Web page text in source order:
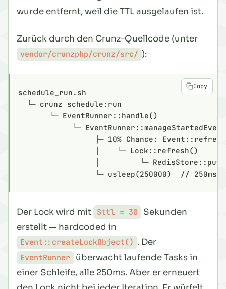
wurde entfernt, weil die TTL ausgelaufen ist.
Zurück durch den Crunz-Quellcode (unter
vendor/crunzphp/crunz/src/ ):
schedule_run.sh
  └─ crunz schedule:run
       └─ EventRunner::handle()
└─
├─ 10% Chance:
                 │    └─ Lock::refresh()
│         └─
└─ usleep(250000)  // 250ms
Copy
Der Lock wird mit $ttl = 30
Sekunden
erstellt — hardcoded in
Event::createLockObject() . Der
EventRunner
überwacht laufende Tasks in
einer Schleife, alle 250ms. Aber er erneuert